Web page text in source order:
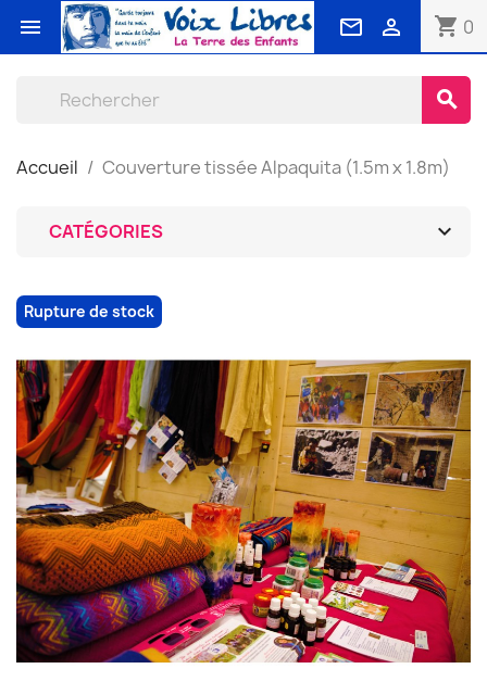
 shopping_cart 0
 
search
Accueil Couverture tissée Alpaquita (1.5m x 1.8m)
CATÉGORIES 
Rupture de stock